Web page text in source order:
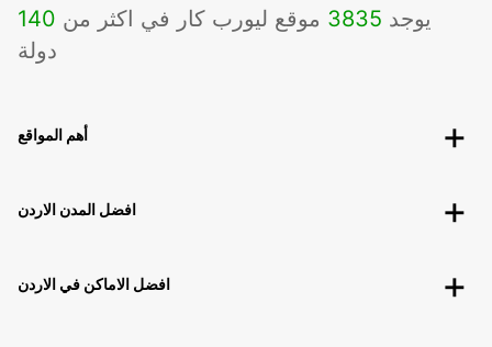
يوجد 3835 موقع ليورب كار في اكثر من 140
دولة
أهم المواقع
افضل المدن الاردن
افضل الاماكن في الاردن